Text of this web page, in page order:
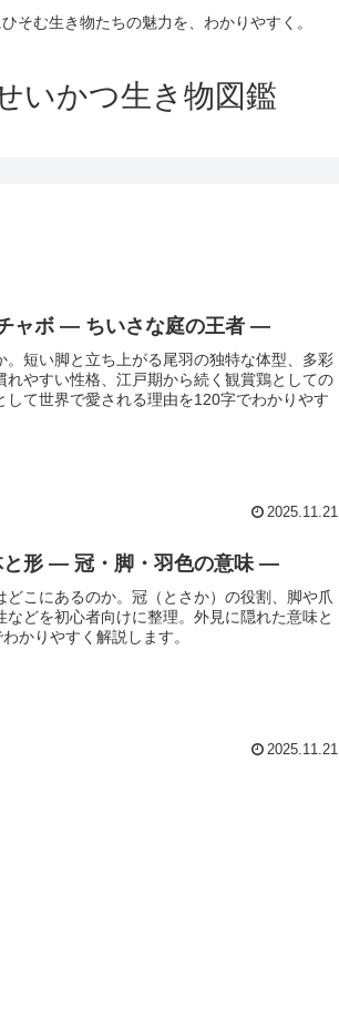
そむ生き物たちの魅力を、わかりやすく。
いかつ生き物図鑑
ャボ ― ちいさな庭の王者 ―
。短い脚と立ち上がる尾羽の独特な体型、多彩
れやすい性格、江戸期から続く観賞鶏としての
して世界で愛される理由を120字でわかりやす
2025.11.21
と形 ― 冠・脚・羽色の意味 ―
どこにあるのか。冠（とさか）の役割、脚や爪
などを初心者向けに整理。外見に隠れた意味と
かりやすく解説します。
2025.11.21